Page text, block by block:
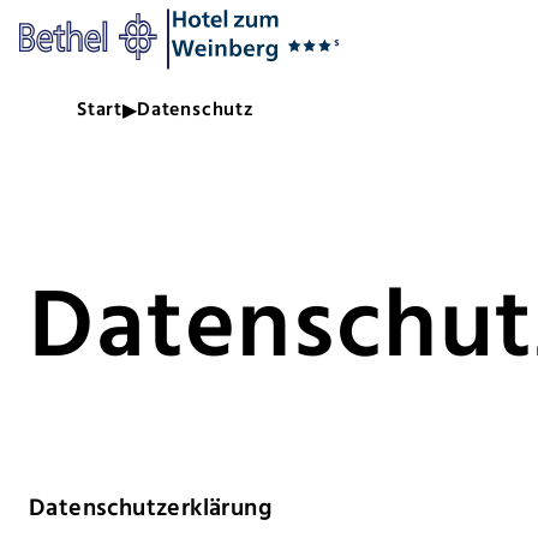
Zum Hauptinhalt springen
Zur Fußzeile springen
Bethel - Datenschutz
Start Datenschutz
Datenschutzerklärung